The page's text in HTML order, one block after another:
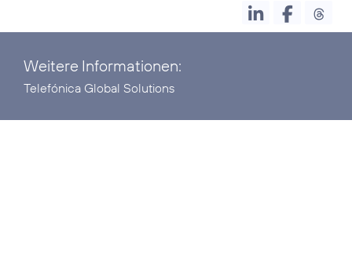
Weitere Informationen:
Telefónica Global Solutions